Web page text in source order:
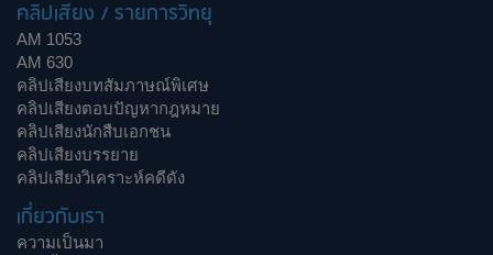
คลิปเสียง / รายการวิทยุ
AM 1053
AM 630
คลิปเสียงบทสัมภาษณ์พิเศษ
คลิปเสียงตอบปัญหากฎหมาย
คลิปเสียงนักสืบเอกชน
คลิปเสียงบรรยาย
คลิปเสียงวิเคราะห์คดีดัง
เกี่ยวกับเรา
ความเป็นมา